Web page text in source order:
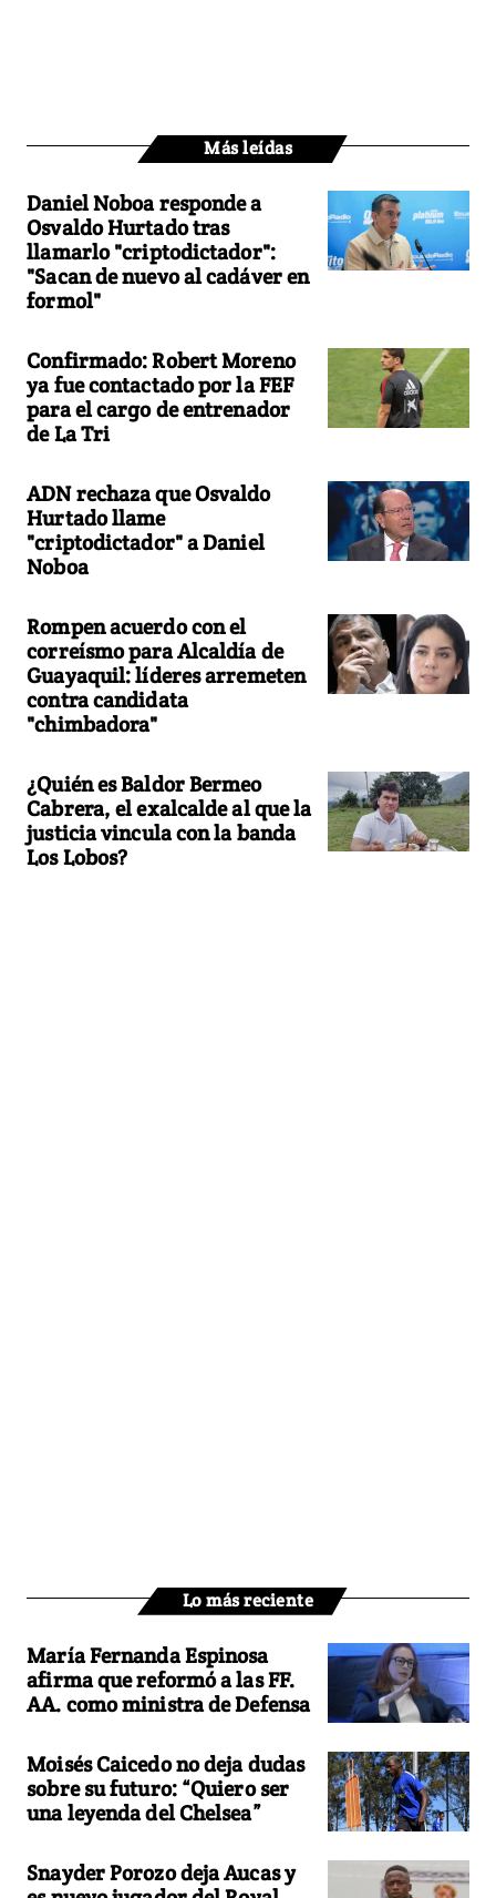
Más leídas
Daniel Noboa responde a
Osvaldo Hurtado tras
llamarlo "criptodictador":
"Sacan de nuevo al cadáver en
formol"
Confirmado: Robert Moreno
ya fue contactado por la FEF
para el cargo de entrenador
de La Tri
ADN rechaza que Osvaldo
Hurtado llame
"criptodictador" a Daniel
Noboa
Rompen acuerdo con el
correísmo para Alcaldía de
Guayaquil: líderes arremeten
contra candidata
"chimbadora"
¿Quién es Baldor Bermeo
Cabrera, el exalcalde al que la
justicia vincula con la banda
Los Lobos?
Lo más reciente
María Fernanda Espinosa
afirma que reformó a las FF.
AA. como ministra de Defensa
Moisés Caicedo no deja dudas
sobre su futuro: “Quiero ser
una leyenda del Chelsea”
Snayder Porozo deja Aucas y